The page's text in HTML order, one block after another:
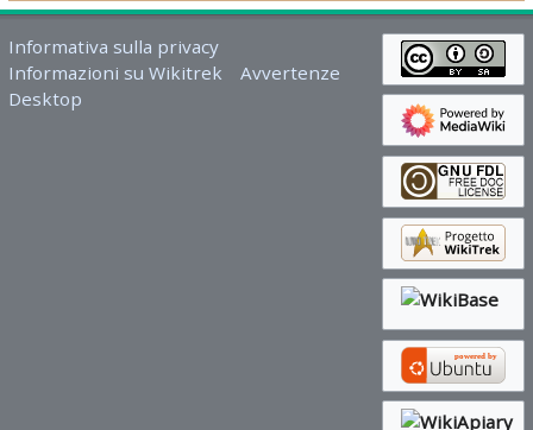
Informativa sulla privacy
Informazioni su Wikitrek
Avvertenze
Desktop